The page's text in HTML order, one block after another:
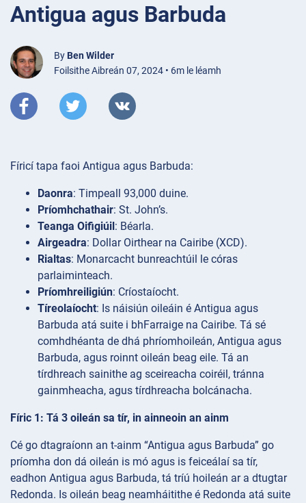
Antigua agus Barbuda
By Ben Wilder
Foilsithe Aibreán 07, 2024 • 6m le léamh
Fíricí tapa faoi Antigua agus Barbuda:
Daonra: Timpeall 93,000 duine.
Príomhchathair: St. John’s.
Teanga Oifigiúil: Béarla.
Airgeadra: Dollar Oirthear na Cairibe (XCD).
Rialtas: Monarcacht bunreachtúil le córas
parlaiminteach.
Príomhreiligiún: Críostaíocht.
Tíreolaíocht: Is náisiún oileáin é Antigua agus
Barbuda atá suite i bhFarraige na Cairibe. Tá sé
comhdhéanta de dhá phríomhoileán, Antigua agus
Barbuda, agus roinnt oileán beag eile. Tá an
tírdhreach sainithe ag sceireacha coiréil, tránna
gainmheacha, agus tírdhreacha bolcánacha.
Fíric 1: Tá 3 oileán sa tír, in ainneoin an ainm
Cé go dtagraíonn an t-ainm “Antigua agus Barbuda” go
príomha don dá oileán is mó agus is feiceálaí sa tír,
eadhon Antigua agus Barbuda, tá tríú hoileán ar a dtugtar
Redonda. Is oileán beag neamháitithe é Redonda atá suite